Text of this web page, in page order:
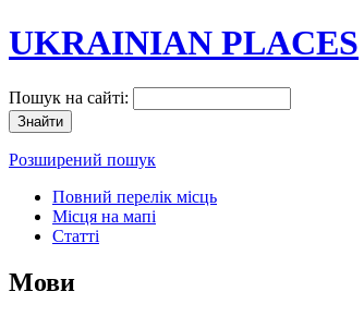
UKRAINIAN PLACES
Пошук на сайті:
Розширений пошук
Повний перелік місць
Місця на мапі
Статті
Мови